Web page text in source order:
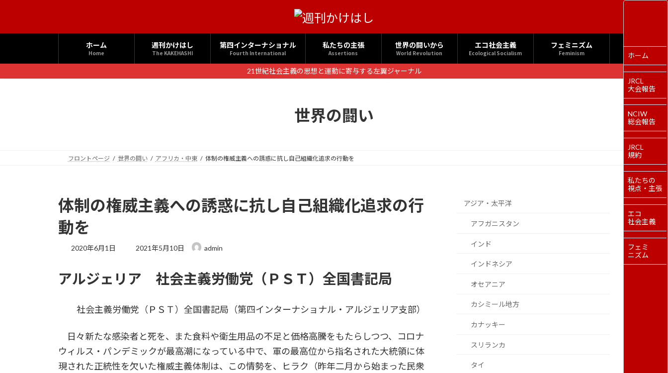
へ
ス
ョ
ン
ホーム
Home
週刊かけはし
The KAKEHASHI
第四インターナショナル
Fourth International
私たちの主張
Assertions
世界の闘いから
World Revolution
エコ社会主義
Ecological Socialism
フェミニズム
Feminism
21世紀社会主義の思想と運動に寄与する左翼ジャーナル
世界の闘い
フロントページ 世界の闘い アフリカ・中東 体制の権威主義への誘惑に抗し自己組織化追求の行動を
体制の権威主義への誘惑に抗し自己組織化追求の行
動を
2020年6月1日
最
新
:
2021年5月10日 admin
アルジェリア 社会主義労働党（ＰＳＴ）全国書記局
社会主義労働党（ＰＳＴ）全国書記局（第四インターナショナル・アルジェリア支部）
日々新たな感染者と死を、また食料や衛生用品の不足と価格高騰をもたらしつつ、コロナ
ウィルス・パンデミックが最高潮になっている中で、軍の最高位から指名された大統領に体
現された正統性を欠いた権威主義体制は、この情勢を、ヒラク（昨年二月から始まった民衆
アジア・太平洋
アフガニスタン
インド
インドネシア
オセアニア
カシミール地方
カナッキー
スリランカ
タイ
ホーム
JRCL
大会報告
NCIW
総会報告
JRCL
規約
私たちの
視点・主張
エコ
社会主義
フェミ
ニズム